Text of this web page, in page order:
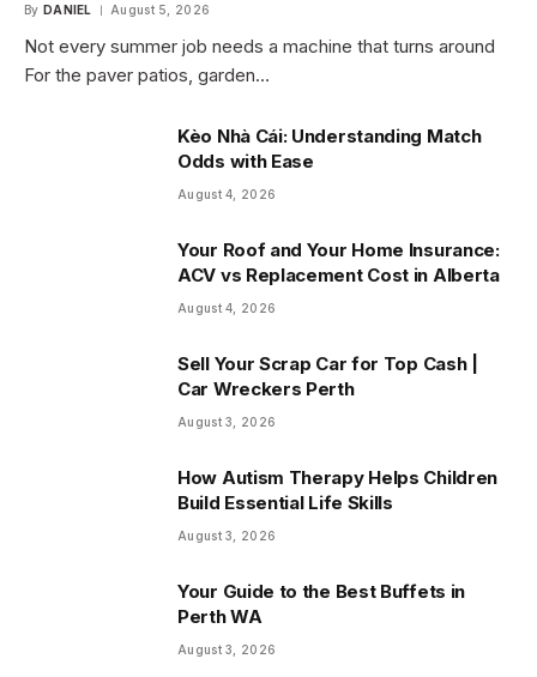
By DANIEL August 5, 2026
Not every summer job needs a machine that turns around
For the paver patios, garden…
Kèo Nhà Cái: Understanding Match
Odds with Ease
August 4, 2026
Your Roof and Your Home Insurance:
ACV vs Replacement Cost in Alberta
August 4, 2026
Sell Your Scrap Car for Top Cash |
Car Wreckers Perth
August 3, 2026
How Autism Therapy Helps Children
Build Essential Life Skills
August 3, 2026
Your Guide to the Best Buffets in
Perth WA
August 3, 2026